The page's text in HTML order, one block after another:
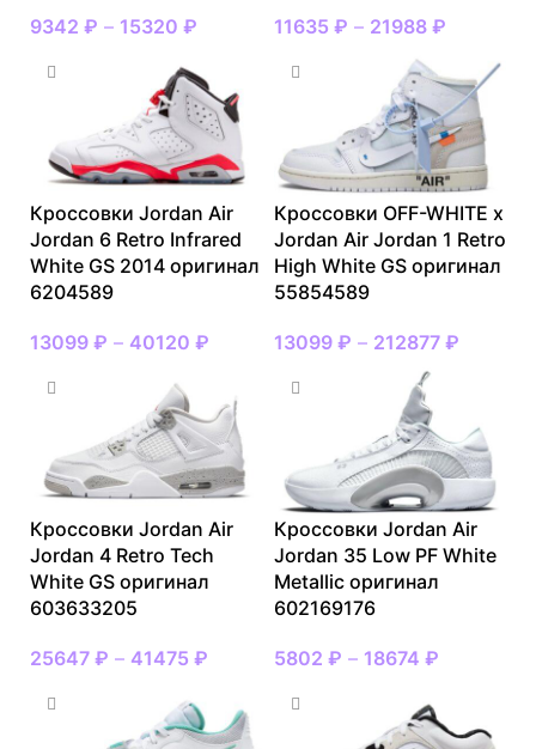
9342 ₽ – 15320 ₽ 11635 ₽ – 21988 ₽
Кроссовки Jordan Air
Jordan 6 Retro Infrared
White GS 2014 оригинал
6204589
13099 ₽ – 40120 ₽
Кроссовки OFF-WHITE x
Jordan Air Jordan 1 Retro
High White GS оригинал
55854589
13099 ₽ – 212877 ₽
Кроссовки Jordan Air
Jordan 4 Retro Tech
White GS оригинал
603633205
25647 ₽ – 41475 ₽
Кроссовки Jordan Air
Jordan 35 Low PF White
Metallic оригинал
602169176
5802 ₽ – 18674 ₽